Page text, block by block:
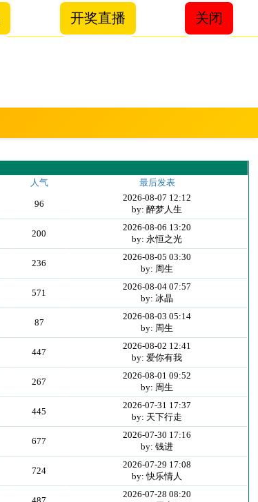
开奖直播 关闭
人气 最后发表
96
2026-08-07 12:12
by: 醉梦人生
200
2026-08-06 13:20
by: 永恒之光
236
2026-08-05 03:30
by: 周生
571
2026-08-04 07:57
by: 冰晶
87
2026-08-03 05:14
by: 周生
447
2026-08-02 12:41
by: 爱你有我
267
2026-08-01 09:52
by: 周生
445
2026-07-31 17:37
by: 天下行走
677
2026-07-30 17:16
by: 钱进
724
2026-07-29 17:08
by: 快乐情人
2026-07-28 08:20